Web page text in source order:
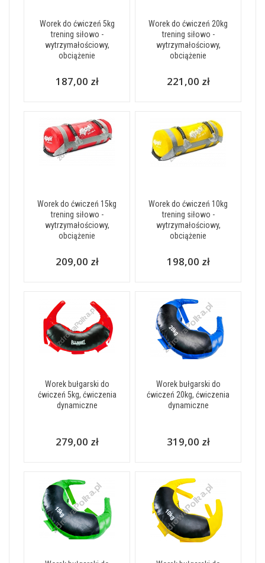
Worek do ćwiczeń 5kg
trening siłowo -
wytrzymałościowy,
obciążenie
187,00 zł
Worek do ćwiczeń 20kg
trening siłowo -
wytrzymałościowy,
obciążenie
221,00 zł
Worek do ćwiczeń 15kg
trening siłowo -
wytrzymałościowy,
obciążenie
209,00 zł
Worek do ćwiczeń 10kg
trening siłowo -
wytrzymałościowy,
obciążenie
198,00 zł
Worek bułgarski do
ćwiczeń 5kg, ćwiczenia
dynamiczne
279,00 zł
Worek bułgarski do
ćwiczeń 20kg, ćwiczenia
dynamiczne
319,00 zł